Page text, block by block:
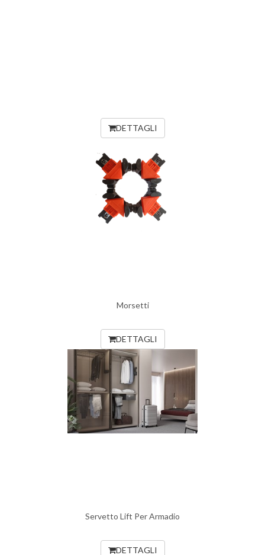
DETTAGLI
Morsetti
DETTAGLI
Servetto Lift Per Armadio
DETTAGLI